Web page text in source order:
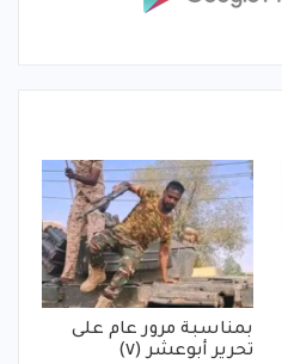
بمناسبة مرور عام على
تحرير أبوعشر (٧)